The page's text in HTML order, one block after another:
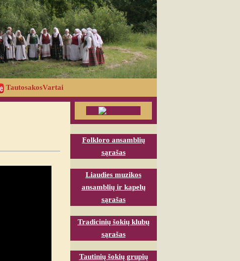
TautosakosVartai
Folkloro ansamblių
sąrašas
Liaudies muzikos
ansamblių ir kapelų
sąrašas
Tradicinių šokių klubų
sąrašas
Tautinių šokių grupių